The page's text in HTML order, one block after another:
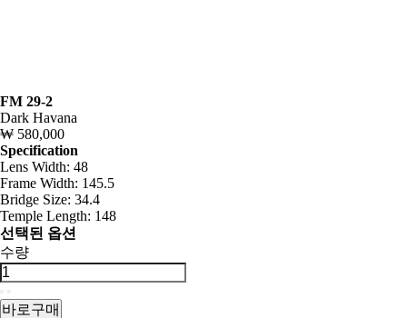
FM 29-2
Dark Havana
₩ 580,000
Specification
Lens Width: 48
Frame Width: 145.5
Bridge Size: 34.4
Temple Length: 148
선택된 옵션
수량
바로구매